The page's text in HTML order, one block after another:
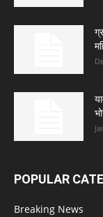
POPULAR
Breaking News